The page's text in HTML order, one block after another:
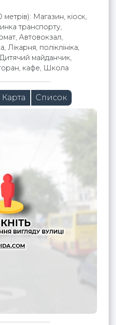
Магазин, кіоск,
транспорту,
Автовокзал,
Лікарня, поліклініка,
майданчик,
кафе, Школа
Карта Список